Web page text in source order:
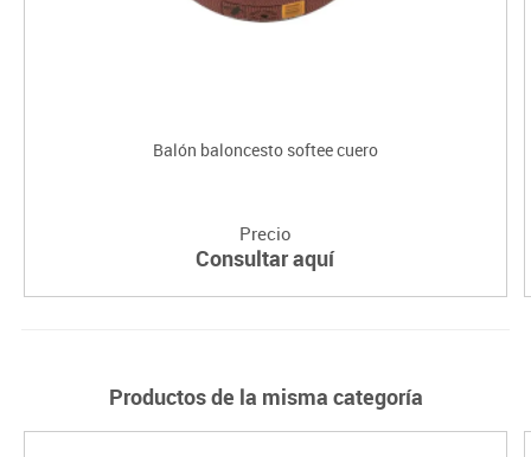
Balón baloncesto softee cuero
Precio
Consultar aquí
Productos de la misma categoría